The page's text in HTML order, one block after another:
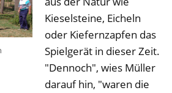
Kieselsteine, Eicheln
oder Kiefernzapfen das
Spielgerät in dieser Zeit.
"Dennoch", wies Müller
darauf hin, "waren die